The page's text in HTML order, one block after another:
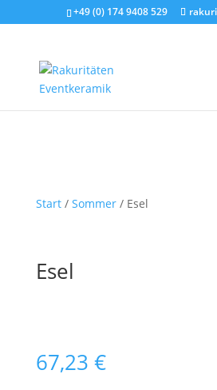
+49 (0) 174 9408 529
Start/ Sommer/ Esel
Esel
67,23 €